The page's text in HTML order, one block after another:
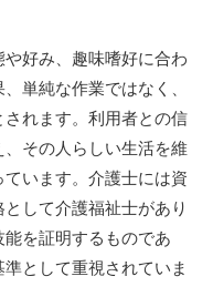
好み、趣味嗜好に合わ
単純な作業ではなく、
れます。利用者との信
その人らしい生活を維
います。介護士には資
して介護福祉士があり
を証明するものであ
として重視されていま